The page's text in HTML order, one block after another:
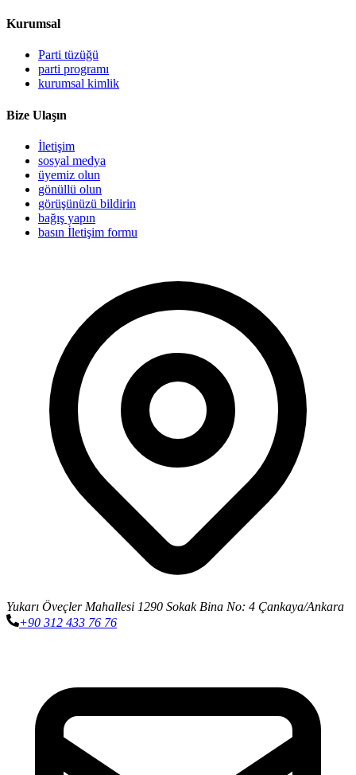
Kurumsal
Parti tüzüğü
parti programı
kurumsal kimlik
Bize Ulaşın
İletişim
sosyal medya
üyemiz olun
gönüllü olun
görüşünüzü bildirin
bağış yapın
basın İletişim formu
Yukarı Öveçler Mahallesi 1290 Sokak Bina No: 4 Çankaya/Ankara
+90 312 433 76 76